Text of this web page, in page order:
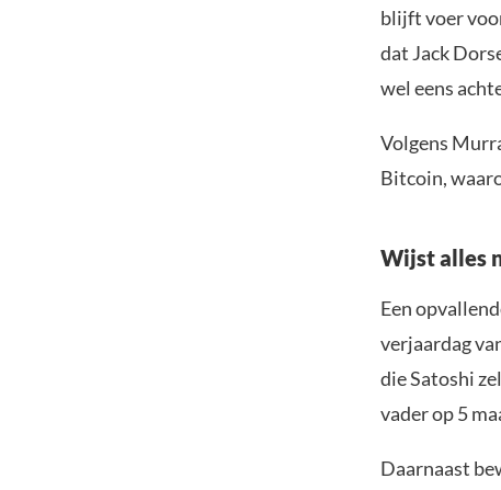
blijft voer
dat Jack
wel eens
Volgens
Bitcoin,
Wijst alles
Een
verjaardag
die Satoshi
vader op 5
Daarnaast